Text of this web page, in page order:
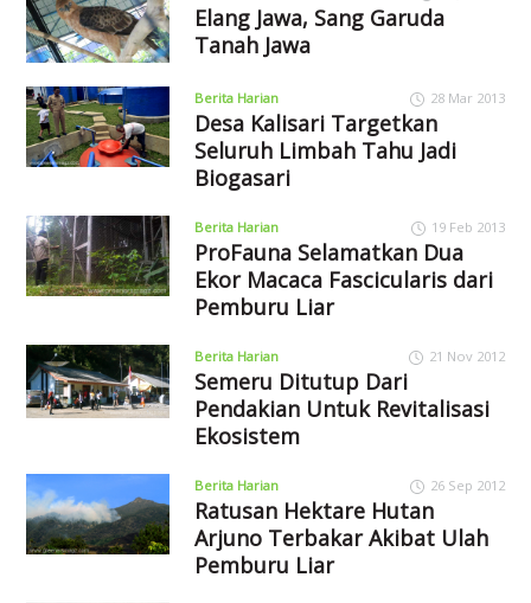
Elang Jawa, Sang Garuda
Tanah Jawa
Berita Harian 28 Mar 2013
Desa Kalisari Targetkan
Seluruh Limbah Tahu Jadi
Biogasari
Berita Harian 19 Feb 2013
ProFauna Selamatkan Dua
Ekor Macaca Fascicularis dari
Pemburu Liar
Berita Harian 21 Nov 2012
Semeru Ditutup Dari
Pendakian Untuk Revitalisasi
Ekosistem
Berita Harian 26 Sep 2012
Ratusan Hektare Hutan
Arjuno Terbakar Akibat Ulah
Pemburu Liar